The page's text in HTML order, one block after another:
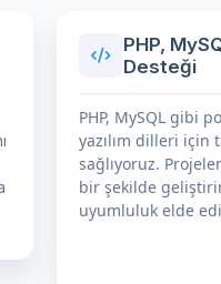
PHP,
Desteği
PHP, MySQL gibi
yazılım dilleri için
sağlıyoruz.
bir şekilde
uyumluluk elde